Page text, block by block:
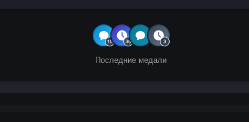
Последние медали